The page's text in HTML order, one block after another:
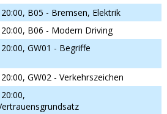
B05 - Bremsen, Elektrik
B06 - Modern Driving
GW01 - Begriffe
GW02 - Verkehrszeichen